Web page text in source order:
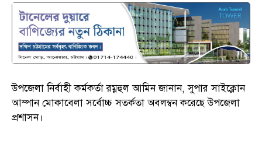
উপজেলা নির্বাহী কর্মকর্তা রম্নহুল আমিন জানান, সুপার সাইক্লোন
আম্পান মোকাবেলা সর্বোচ্চ সতর্কতা অবলম্বন করেছে উপজেলা
প্রশাসন।